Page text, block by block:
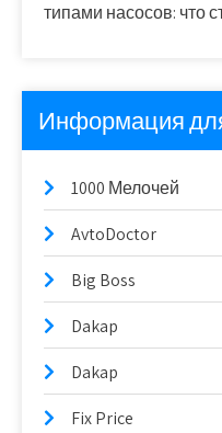
типами насосов: что
Информация
1000 Мелочей
AvtoDoctor
Big Boss
Dakap
Dakap
Fix Price